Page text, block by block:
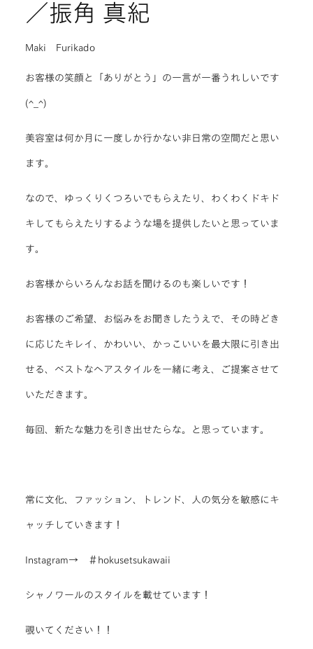
／振角 真紀
Maki Furikado
お客様の笑顔と「ありがとう」の一言が一番うれしいです
(^_^)
美容室は何か月に一度しか行かない非日常の空間だと思い
ます。
なので、ゆっくりくつろいでもらえたり、わくわくドキド
キしてもらえたりするような場を提供したいと思っていま
す。
お客様からいろんなお話を聞けるのも楽しいです！
お客様のご希望、お悩みをお聞きしたうえで、その時どき
に応じたキレイ、かわいい、かっこいいを最大限に引き出
せる、ベストなヘアスタイルを一緒に考え、ご提案させて
いただきます。
毎回、新たな魅力を引き出せたらな。と思っています。
常に文化、ファッション、トレンド、人の気分を敏感にキ
ャッチしていきます！
Instagram→ ＃hokusetsukawaii
シャノワールのスタイルを載せています！
覗いてください！！